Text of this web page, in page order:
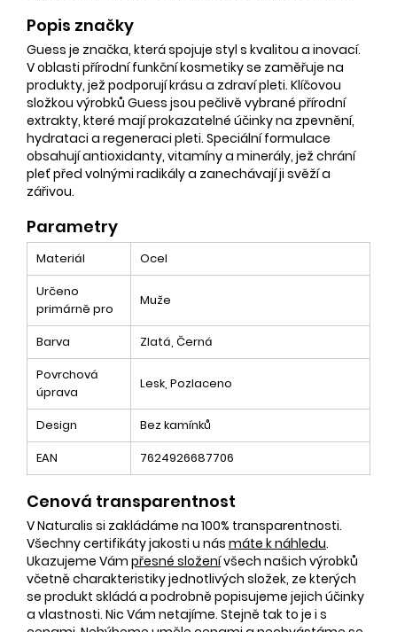
Popis značky
Guess je značka, která spojuje styl s kvalitou a inovací.
V oblasti přírodní funkční kosmetiky se zaměřuje na
produkty, jež podporují krásu a zdraví pleti. Klíčovou
složkou výrobků Guess jsou pečlivě vybrané přírodní
extrakty, které mají prokazatelné účinky na zpevnění,
hydrataci a regeneraci pleti. Speciální formulace
obsahují antioxidanty, vitamíny a minerály, jež chrání
pleť před volnými radikály a zanechávají ji svěží a
zářivou.
Parametry
Materiál
Ocel
Určeno
primárně pro
Muže
Barva
Zlatá, Černá
Povrchová
úprava
Lesk, Pozlaceno
Design
Bez kamínků
EAN
7624926687706
Cenová transparentnost
V Naturalis si zakládáme na 100% transparentnosti.
Všechny certifikáty jakosti u nás máte k náhledu.
Ukazujeme Vám přesné složenívšech našich výrobků
včetně charakteristiky jednotlivých složek, ze kterých
se produkt skládá a podrobně popisujeme jejich účinky
a vlastnosti. Nic Vám netajíme. Stejně tak to je i s